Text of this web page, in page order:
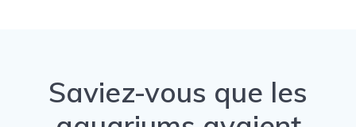
Saviez-vous que les